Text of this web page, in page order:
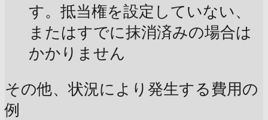
す。抵当権を設定していない、
またはすでに抹消済みの場合は
かかりません
その他、状況により発生する費用の
例